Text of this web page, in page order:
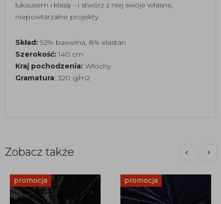
luksusem i klasą – i stwórz z niej swoje własne,
niepowtarzalne projekty.
Skład: 92% bawełna, 8% elastan
Szerokość: 140 cm
Kraj pochodzenia: Włochy
Gramatura: 320 g/m2
Zobacz także
promocja promocja